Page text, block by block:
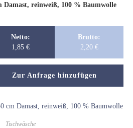
Damast, reinweiß, 100 % Baumwolle
Netto:
1,85 €
Brutto:
2,20 €
Zur Anfrage hinzufügen
Tischwäsche